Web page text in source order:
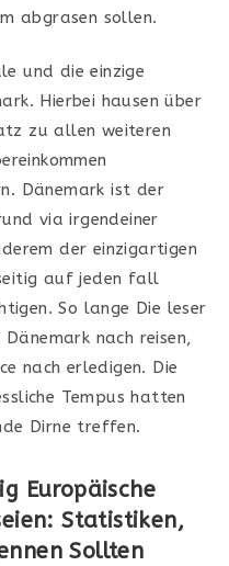
abgrasen sollen.
und die einzige
Hierbei hausen über
zu allen weiteren
Dänemark ist der
via irgendeiner
der einzigartigen
auf jeden fall
So lange Die leser
nach reisen,
nach erledigen. Die
Tempus hatten
Dirne treffen.
Europäische
Statistiken,
Sollten